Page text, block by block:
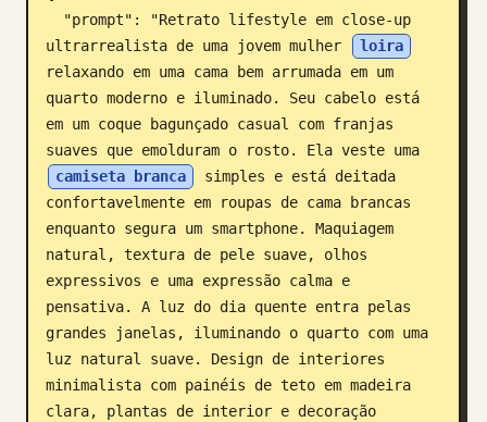
Atualizações
ultrarrealista de uma jovem mulher
loira
relaxando em uma cama bem arrumada em um
quarto moderno e iluminado. Seu cabelo está
em um coque bagunçado casual com franjas
suaves que emolduram o rosto. Ela veste uma
camiseta branca
simples e está deitada
confortavelmente em roupas de cama brancas
enquanto segura um smartphone. Maquiagem
natural, textura de pele suave, olhos
expressivos e uma expressão calma e
pensativa. A luz do dia quente entra pelas
grandes janelas, iluminando o quarto com uma
luz natural suave. Design de interiores
minimalista com painéis de teto em madeira
clara, plantas de interior e decoração